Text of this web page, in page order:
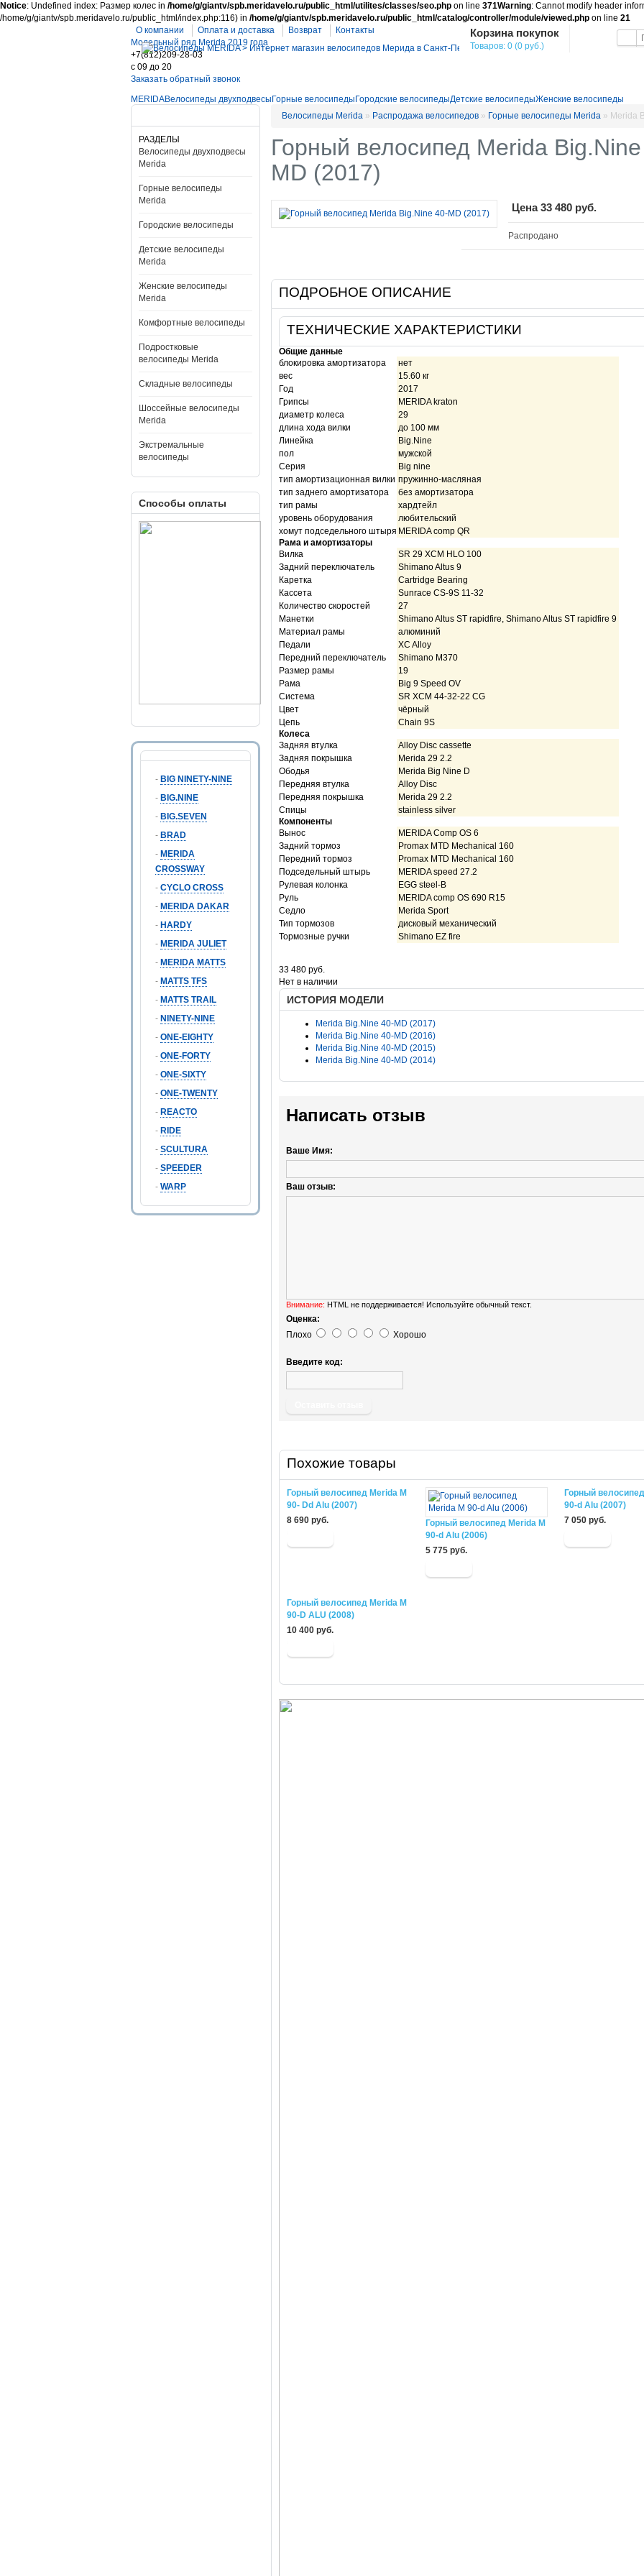
Notice: Undefined index: Размер колес in /home/g/giantv/spb.meridavelo.ru/public_html/utilites/classes/seo.php on line 371Warning: Cannot modify header
/home/g/giantv/spb.meridavelo.ru/public_html/index.php:116) in /home/g/giantv/spb.meridavelo.ru/public_html/catalog/controller/module/viewed.php on line 21
О компании
Оплата и доставка Возврат
Контакты
Модельный ряд Merida 2019 года
Корзина покупок
Товаров: 0 (0 руб.)
+7(812)209-28-03
c 09 до 20
Заказать обратный звонок
MERIDAВелосипеды двухподвесы Горные велосипеды Городские велосипедыДетские велосипедыЖенские велосипеды
РАЗДЕЛЫ
Велосипеды двухподвесы
Merida
Горные велосипеды
Merida
Городские велосипеды
Детские велосипеды
Merida
Женские велосипеды
Merida
Комфортные велосипеды
Подростковые
велосипеды Merida
Складные велосипеды
Шоссейные велосипеды
Merida
Экстремальные
велосипеды
Способы оплаты
- BIG NINETY-NINE
- BIG.NINE
- BIG.SEVEN
- BRAD
- MERIDA
CROSSWAY
- CYCLO CROSS
- MERIDA DAKAR
- HARDY
- MERIDA JULIET
- MERIDA MATTS
- MATTS TFS
- MATTS TRAIL
- NINETY-NINE
- ONE-EIGHTY
- ONE-FORTY
- ONE-SIXTY
- ONE-TWENTY
- REACTO
- RIDE
- SCULTURA
- SPEEDER
- WARP
Велосипеды Merida » Распродажа велосипедов » Горные велосипеды Merida » Merida
Горный велосипед Merida
MD (2017)
Цена33 480 руб.
Распродано
ПОДРОБНОЕ ОПИСАНИЕ
ТЕХНИЧЕСКИЕ ХАРАКТЕРИСТИКИ
Общие данные
блокировка амортизатора
нет
вес
15.60 кг
Год
2017
Грипсы
MERIDA kraton
диаметр колеса
29
длина хода вилки
до 100 мм
Линейка
Big.Nine
пол
мужской
Серия
Big nine
тип амортизационная вилки пружинно-масляная
тип заднего амортизатора
без амортизатора
тип рамы
хардтейл
уровень оборудования
любительский
хомут подседельного штыря MERIDA comp QR
Рама и амортизаторы
Вилка
SR 29 XCM HLO 100
Задний переключатель
Shimano Altus 9
Каретка
Cartridge Bearing
Кассета
Sunrace CS-9S 11-32
Количество скоростей
27
Манетки
Shimano Altus ST rapidfire, Shimano Altus ST rapidfire 9
Материал рамы
алюминий
Педали
XC Alloy
Передний переключатель
Shimano M370
Размер рамы
19
Рама
Big 9 Speed OV
Система
SR XCM 44-32-22 CG
Цвет
чёрный
Цепь
Chain 9S
Колеса
Задняя втулка
Alloy Disc cassette
Задняя покрышка
Merida 29 2.2
Ободья
Merida Big Nine D
Передняя втулка
Alloy Disc
Передняя покрышка
Merida 29 2.2
Спицы
stainless silver
Компоненты
Вынос
MERIDA Comp OS 6
Задний тормоз
Promax MTD Mechanical 160
Передний тормоз
Promax MTD Mechanical 160
Подседельный штырь
MERIDA speed 27.2
Рулевая колонка
EGG steel-B
Руль
MERIDA comp OS 690 R15
Седло
Merida Sport
Тип тормозов
дисковый механический
Тормозные ручки
Shimano EZ fire
33 480 руб.
Нет в наличии
ИСТОРИЯ МОДЕЛИ
Merida Big.Nine 40-MD (2017)
Merida Big.Nine 40-MD (2016)
Merida Big.Nine 40-MD (2015)
Merida Big.Nine 40-MD (2014)
Написать отзыв
Ваше Имя:
Ваш отзыв:
Внимание: HTML не поддерживается! Используйте обычный текст.
Оценка:
Плохо
Хорошо
Введите код:
Похожие товары
Горный велосипед Merida M
90- Dd Alu (2007)
8 690 руб.
Горный велосипед Merida M
90-d Alu (2006)
5 775 руб.
Горный
90-d Alu (2007)
7 050 руб.
Горный велосипед Merida M
90-D ALU (2008)
10 400 руб.